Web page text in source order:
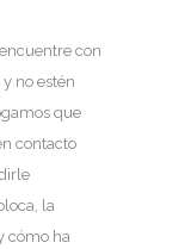
con
no estén
que
contacto
la
cómo ha